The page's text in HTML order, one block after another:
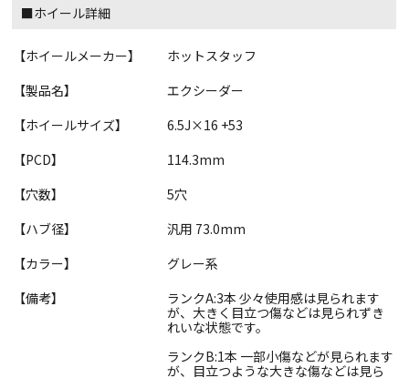
■ホイール詳細
【ホイールメーカー】
ホットスタッフ
【製品名】
エクシーダー
【ホイールサイズ】
6.5J×16 +53
【PCD】
114.3mm
【穴数】
5穴
【ハブ径】
汎用 73.0mm
【カラー】
グレー系
【備考】
ランクA:3本 少々使用感は見られます
が、大きく目立つ傷などは見られずき
れいな状態です。
ランクB:1本 一部小傷などが見られます
が、目立つような大きな傷などは見ら